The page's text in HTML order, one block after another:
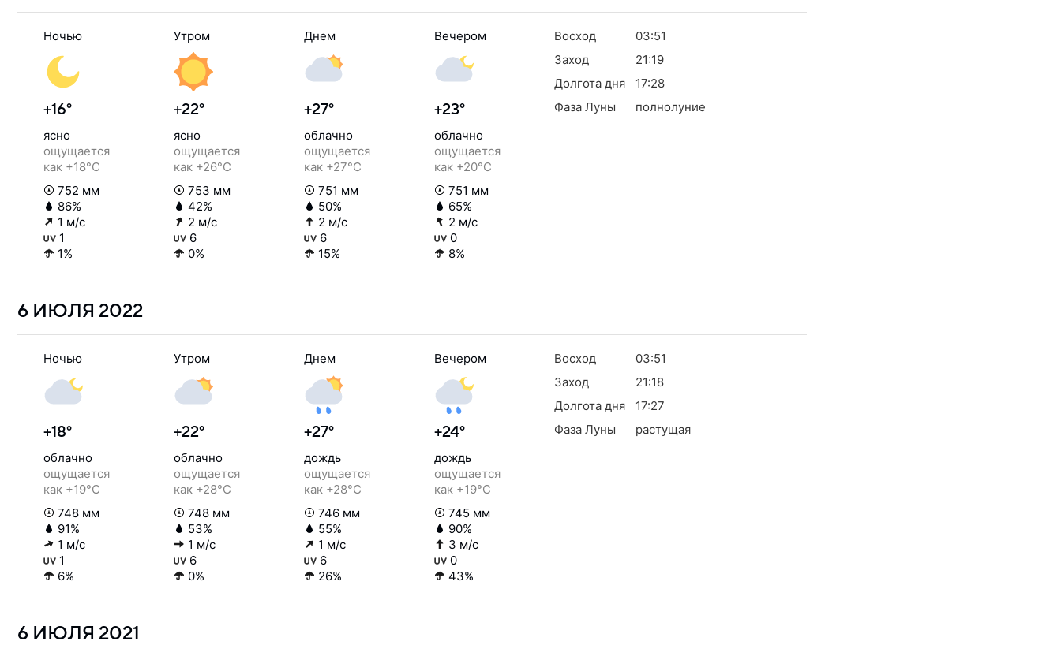
Ночью
+16°
ясно
ощущается
как +18°C
752 мм
86%
1 м/с
1
1%
Утром
+22°
ясно
ощущается
как +26°C
753 мм
42%
2 м/с
6
0%
Днем
+27°
облачно
ощущается
как +27°C
751 мм
50%
2 м/с
6
15%
Вечером
+23°
облачно
ощущается
как +20°C
751 мм
65%
2 м/с
0
8%
Восход
03:51
Заход
21:19
Долгота дня
17:28
Фаза Луны
полнолуние
6 ИЮЛЯ 2022
Ночью
+18°
облачно
ощущается
как +19°C
748 мм
91%
1 м/с
1
6%
Утром
+22°
облачно
ощущается
как +28°C
748 мм
53%
1 м/с
6
0%
Днем
+27°
дождь
ощущается
как +28°C
746 мм
55%
1 м/с
6
26%
Вечером
+24°
дождь
ощущается
как +19°C
745 мм
90%
3 м/с
0
43%
Восход
03:51
Заход
21:18
Долгота дня
17:27
Фаза Луны
растущая
6 ИЮЛЯ 2021